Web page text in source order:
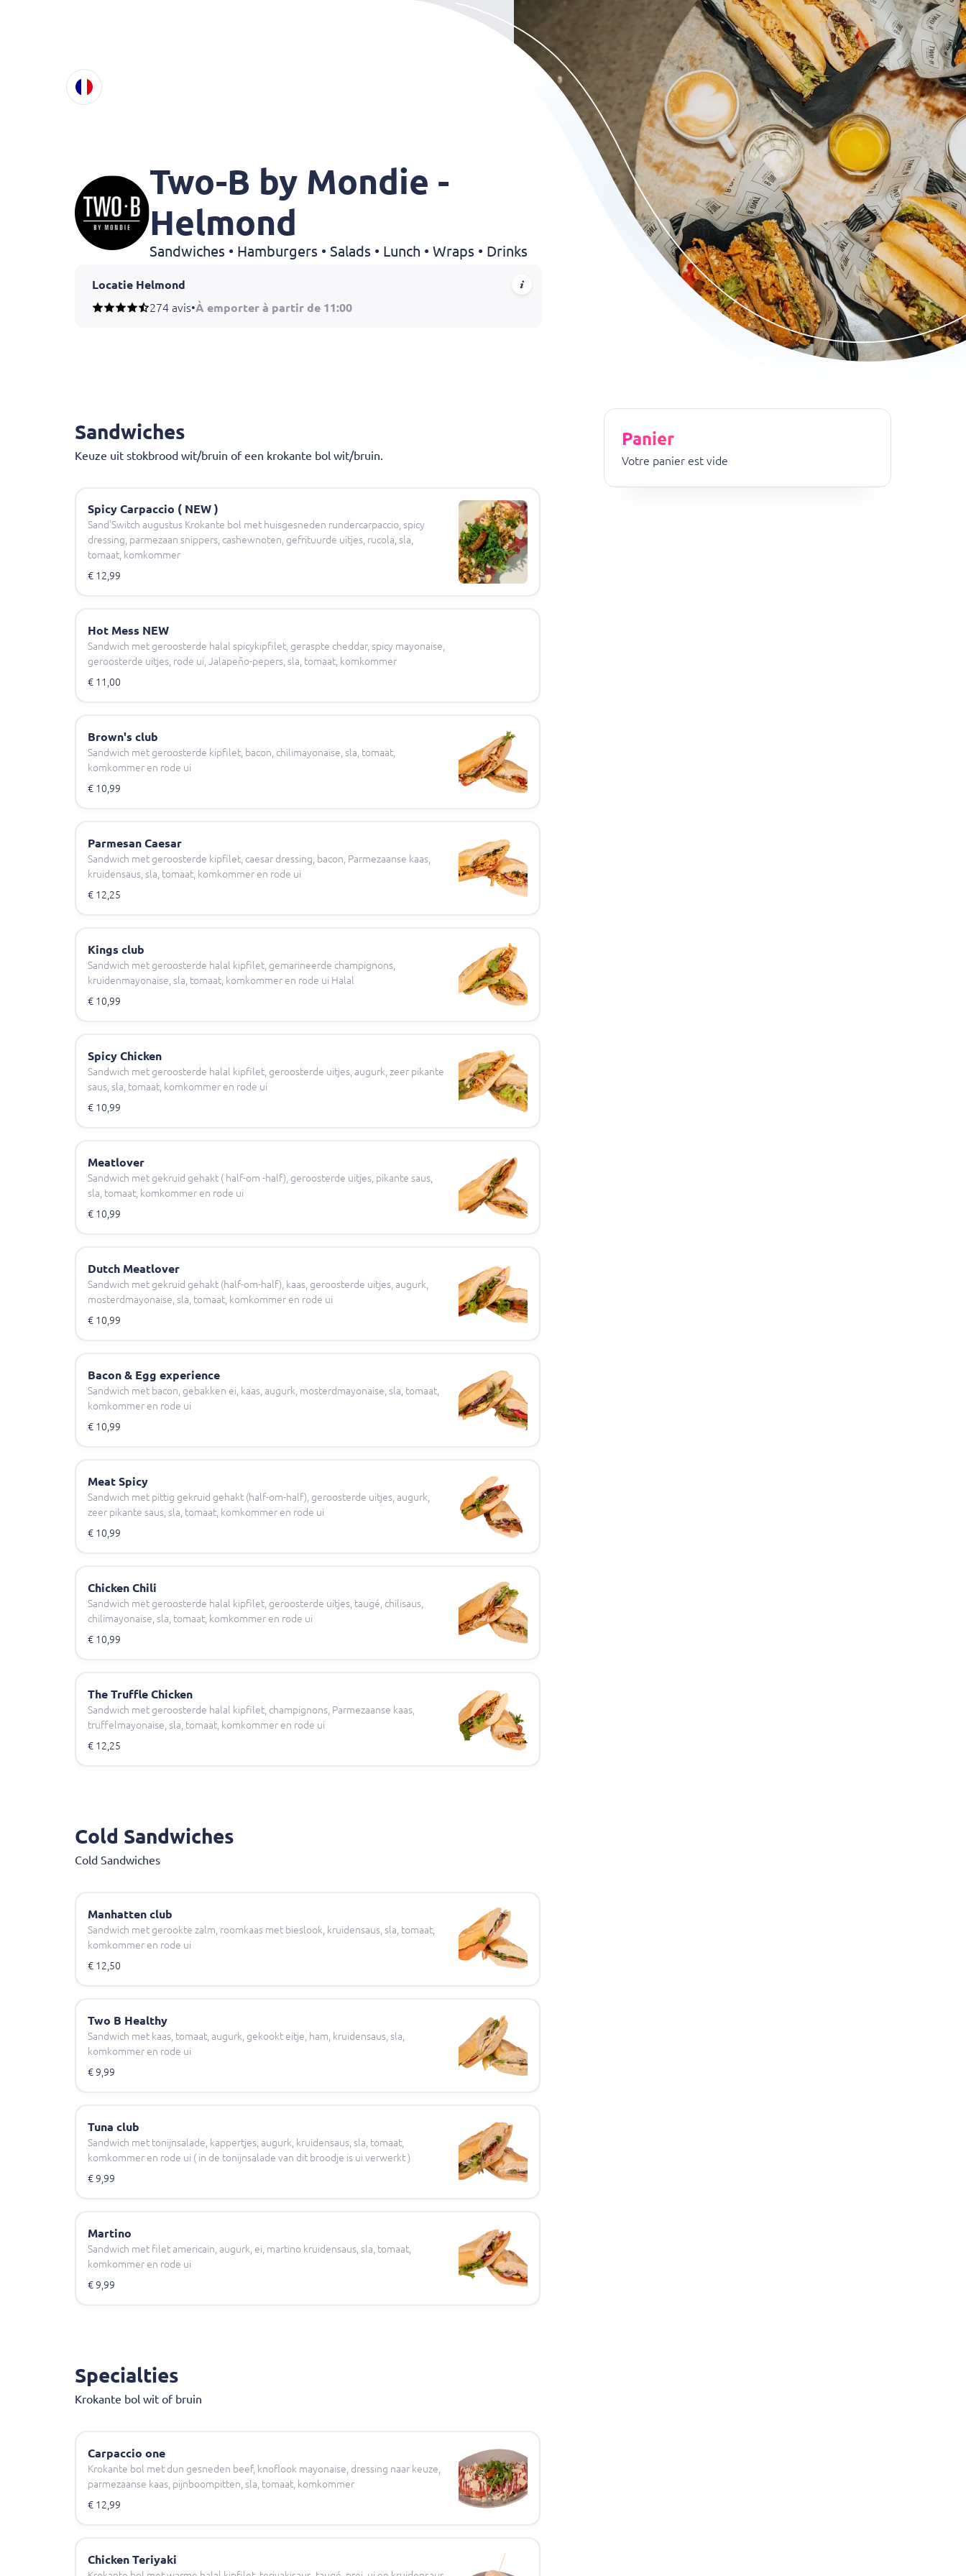
Two-B by Mondie -
Helmond
Sandwiches • Hamburgers • Salads • Lunch • Wraps • Drinks
Locatie Helmond
Heeft u een allergie of dieetwens? Laat het ons tevoren even weten via instructies ( we hebben geen glutenvrij brood in ons assortiment). ---
274 avis•À emporter à partir de 11:00
Sandwiches
Keuze uit stokbrood wit/bruin of een krokante bol wit/bruin.
Spicy Carpaccio ( NEW )
Sand'Switch augustus Krokante bol met huisgesneden rundercarpaccio, spicy
dressing, parmezaan snippers, cashewnoten, gefrituurde uitjes, rucola, sla,
tomaat, komkommer
€ 12,99
Hot Mess NEW
Sandwich met geroosterde halal spicykipfilet, geraspte cheddar, spicy mayonaise,
geroosterde uitjes, rode ui, Jalapeño-pepers, sla, tomaat, komkommer
€ 11,00
Brown's club
Sandwich met geroosterde kipfilet, bacon, chilimayonaise, sla, tomaat,
komkommer en rode ui
€ 10,99
Parmesan Caesar
Sandwich met geroosterde kipfilet, caesar dressing, bacon, Parmezaanse kaas,
kruidensaus, sla, tomaat, komkommer en rode ui
€ 12,25
Kings club
Sandwich met geroosterde halal kipfilet, gemarineerde champignons,
kruidenmayonaise, sla, tomaat, komkommer en rode ui Halal
€ 10,99
Spicy Chicken
Sandwich met geroosterde halal kipfilet, geroosterde uitjes, augurk, zeer pikante
saus, sla, tomaat, komkommer en rode ui
€ 10,99
Meatlover
Sandwich met gekruid gehakt ( half-om -half), geroosterde uitjes, pikante saus,
sla, tomaat, komkommer en rode ui
€ 10,99
Dutch Meatlover
Sandwich met gekruid gehakt (half-om-half), kaas, geroosterde uitjes, augurk,
mosterdmayonaise, sla, tomaat, komkommer en rode ui
€ 10,99
Bacon & Egg experience
Sandwich met bacon, gebakken ei, kaas, augurk, mosterdmayonaise, sla, tomaat,
komkommer en rode ui
€ 10,99
Meat Spicy
Sandwich met pittig gekruid gehakt (half-om-half), geroosterde uitjes, augurk,
zeer pikante saus, sla, tomaat, komkommer en rode ui
€ 10,99
Chicken Chili
Sandwich met geroosterde halal kipfilet, geroosterde uitjes, taugé, chilisaus,
chilimayonaise, sla, tomaat, komkommer en rode ui
€ 10,99
The Truffle Chicken
Sandwich met geroosterde halal kipfilet, champignons, Parmezaanse kaas,
truffelmayonaise, sla, tomaat, komkommer en rode ui
€ 12,25
Cold Sandwiches
Cold Sandwiches
Manhatten club
Sandwich met gerookte zalm, roomkaas met bieslook, kruidensaus, sla, tomaat,
komkommer en rode ui
€ 12,50
Two B Healthy
Sandwich met kaas, tomaat, augurk, gekookt eitje, ham, kruidensaus, sla,
komkommer en rode ui
€ 9,99
Tuna club
Sandwich met tonijnsalade, kappertjes, augurk, kruidensaus, sla, tomaat,
komkommer en rode ui ( in de tonijnsalade van dit broodje is ui verwerkt )
€ 9,99
Martino
Sandwich met filet americain, augurk, ei, martino kruidensaus, sla, tomaat,
komkommer en rode ui
€ 9,99
Specialties
Krokante bol wit of bruin
Carpaccio one
Krokante bol met dun gesneden beef, knoflook mayonaise, dressing naar keuze,
parmezaanse kaas, pijnboompitten, sla, tomaat, komkommer
€ 12,99
Chicken Teriyaki
Panier
Votre panier est vide